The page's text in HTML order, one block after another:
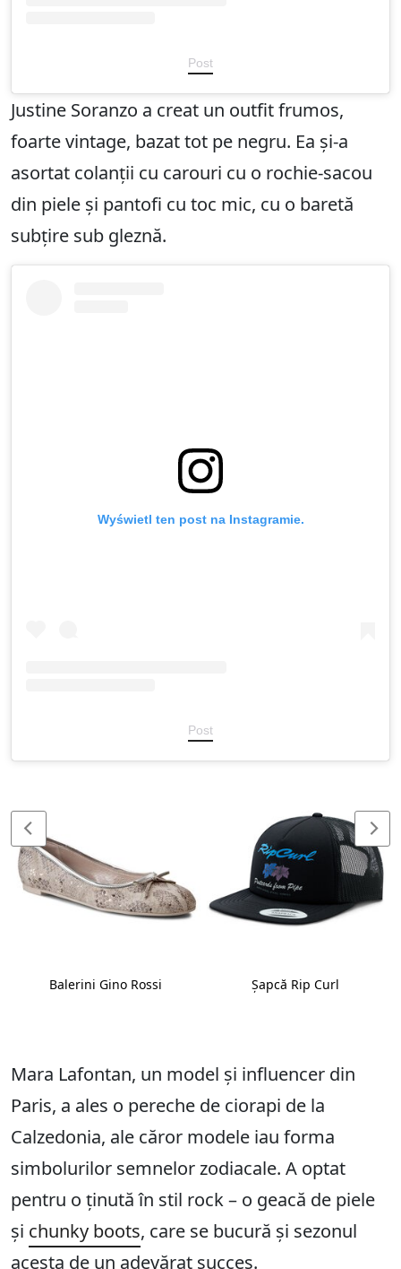
Post
Justine Soranzo a creat un outfit frumos,
foarte vintage, bazat tot pe negru. Ea și-a
asortat colanții cu carouri cu o rochie-sacou
din piele și pantofi cu toc mic, cu o baretă
subțire sub gleznă.
Wyświetl ten post na Instagramie.
Post
Balerini Gino Rossi Șapcă Rip Curl
Mara Lafontan, un model și influencer din
Paris, a ales o pereche de ciorapi de la
Calzedonia, ale căror modele iau forma
simbolurilor semnelor zodiacale. A optat
pentru o ținută în stil rock – o geacă de piele
și chunky boots, care se bucură și sezonul
acesta de un adevărat succes.